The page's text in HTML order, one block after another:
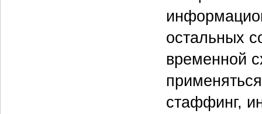
остальных
временной
стаффинг,